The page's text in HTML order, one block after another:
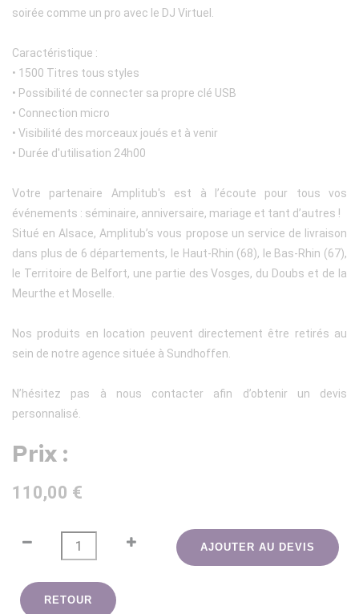
soirée comme un pro avec le DJ Virtuel.
Caractéristique :
• 1500 Titres tous styles
• Possibilité de connecter sa propre clé USB
• Connection micro
• Visibilité des morceaux joués et à venir
• Durée d'utilisation 24h00
Votre partenaire Amplitub's est à l’écoute pour tous vos
événements : séminaire, anniversaire, mariage et tant d’autres !
Situé en Alsace, Amplitub’s vous propose un service de livraison
dans plus de 6 départements, le Haut-Rhin (68), le Bas-Rhin (67),
le Territoire de Belfort, une partie des Vosges, du Doubs et de la
Meurthe et Moselle.
Nos produits en location peuvent directement être retirés au
sein de notre agence située à Sundhoffen.
N’hésitez pas à nous contacter afin d’obtenir un devis
personnalisé.
Prix :
110,00 €
AJOUTER AU DEVIS
RETOUR